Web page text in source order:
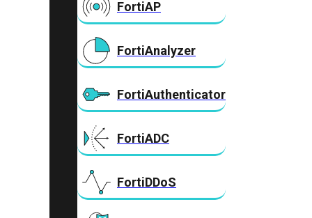
FortiAP
FortiAnalyzer
FortiAuthenticator
FortiADC
FortiDDoS